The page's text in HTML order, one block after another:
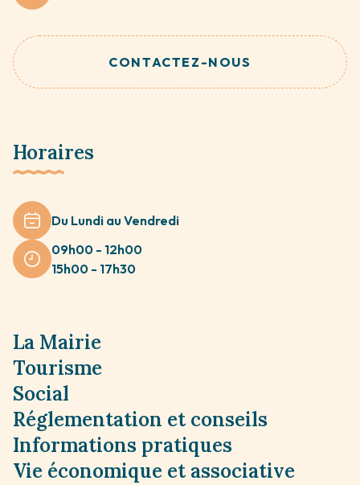
CONTACTEZ-NOUS
Horaires
Du Lundi au Vendredi
09h00 - 12h00
15h00 - 17h30
La Mairie
Tourisme
Social
Réglementation et conseils
Informations pratiques
Vie économique et associative